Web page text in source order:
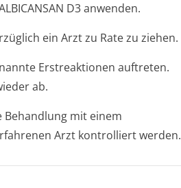
D3 anwenden.
ein Arzt zu Rate zu ziehen.
Erstreaktionen auftreten.
ab.
Behandlung mit einem
Arzt kontrolliert werden.